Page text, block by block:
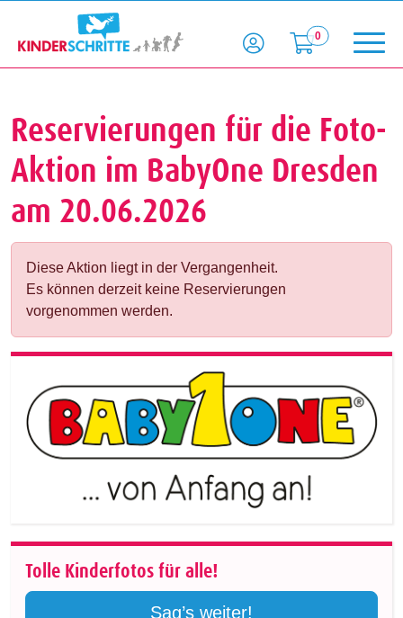
0
Reservierungen für die Foto-
Aktion im BabyOne Dresden
am 20.06.2026
Diese Aktion liegt in der Vergangenheit.
Es können derzeit keine Reservierungen
vorgenommen werden.
Tolle Kinderfotos für alle!
Sag’s weiter!